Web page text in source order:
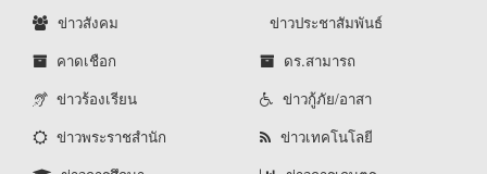
ข่าวสังคม
ข่าวประชาสัมพันธ์
คาดเชือก
ดร.สามารถ
ข่าวร้องเรียน
ข่าวกู้ภัย/อาสา
ข่าวพระราชสำนัก
ข่าวเทคโนโลยี